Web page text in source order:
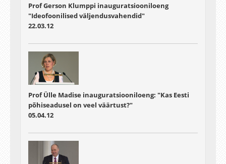
Prof Gerson Klumppi inauguratsiooniloeng
"Ideofoonilised väljendusvahendid"
22.03.12
Prof Ülle Madise inauguratsiooniloeng: "Kas Eesti
põhiseadusel on veel väärtust?"
05.04.12